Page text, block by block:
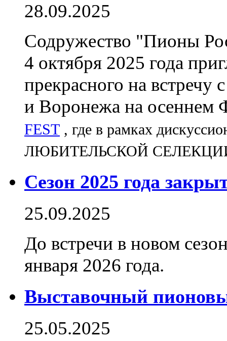
28.09.2025
Содружество "Пионы
4 октября 2025 года
прекрасного на
и Воронежа на осеннем
FEST , где в рамках
ЛЮБИТЕЛЬСКОЙ
Сезон 2025 года
25.09.2025
До встречи в новом
января 2026 года.
Выставочный
25.05.2025